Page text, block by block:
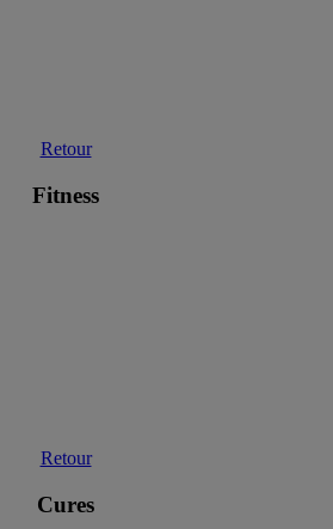
Retour
Fitness
Retour
Cures